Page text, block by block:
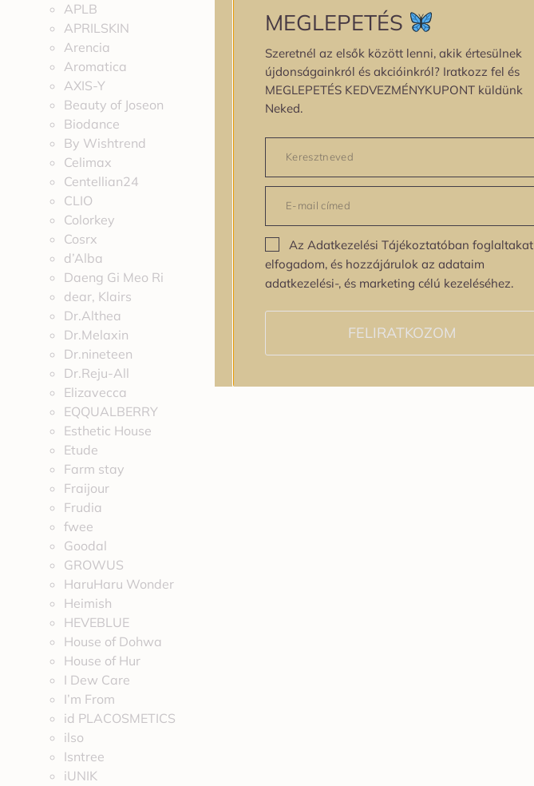
APLB
APRILSKIN
Arencia
Aromatica
AXIS-Y
Beauty of Joseon
Biodance
By Wishtrend
Celimax
Centellian24
CLIO
Colorkey
Cosrx
d’Alba
Daeng Gi Meo Ri
dear, Klairs
Dr.Althea
Dr.Melaxin
Dr.nineteen
Dr.Reju-All
Elizavecca
EQQUALBERRY
Esthetic House
Etude
Farm stay
Fraijour
Frudia
fwee
Goodal
GROWUS
HaruHaru Wonder
Heimish
HEVEBLUE
House of Dohwa
House of Hur
I Dew Care
I’m From
id PLACOSMETICS
ilso
Isntree
iUNIK
MEGLEPETÉS
Szeretnél az elsők között lenni, akik értesülnek
újdonságainkról és akcióinkról? Iratkozz fel és
MEGLEPETÉS KEDVEZMÉNYKUPONT küldünk
Neked.
Az Adatkezelési Tájékoztatóban foglaltakat
elfogadom, és hozzájárulok az adataim
adatkezelési-, és marketing célú kezeléséhez.
FELIRATKOZOM